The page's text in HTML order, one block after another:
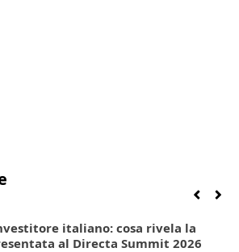
italiano: cosa rivela la
al Directa Summit 2026